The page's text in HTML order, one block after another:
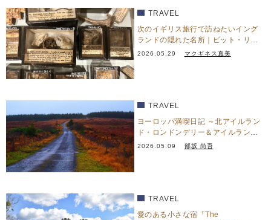
TRAVEL
次のイギリス旅行で訪ねたいイング
ランドの隠れた名所｜ピット・リヴ
ァーズ博物館
2026.05.29 マクギネス真美
TRAVEL
ヨーロッパ満喫日記 ～北アイルラン
ド・ロンドンデリー＆アイルラン
ド・ドニゴール篇～
2026.05.09 部坂 尚吾
TRAVEL
愛のある小さな宿「The